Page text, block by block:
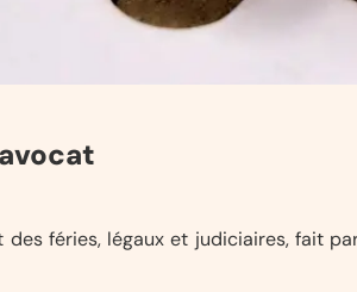
des féries, légaux et judiciaires, fait